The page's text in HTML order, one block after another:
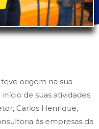
origem na sua
de suas atividades
Carlos Henrique,
às empresas da